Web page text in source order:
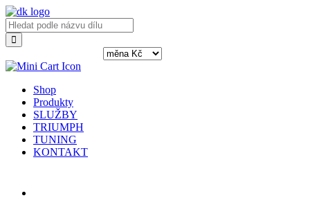
Shop
Produkty
SLUŽBY
TRIUMPH
TUNING
KONTAKT